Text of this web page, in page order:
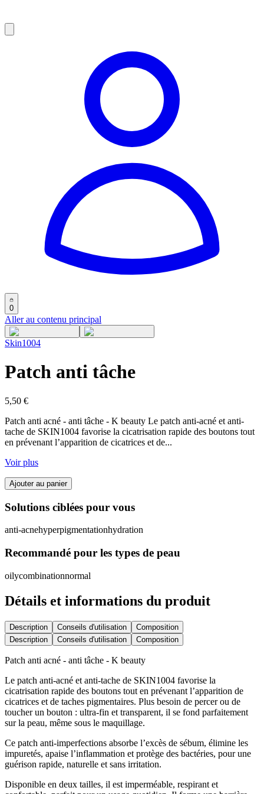
0
Aller au contenu principal
Skin1004
Patch anti tâche
5,50 €
Patch anti acné - anti tâche - K beauty Le patch anti-acné et anti-
tache de SKIN1004 favorise la cicatrisation rapide des boutons tout
en prévenant l’apparition de cicatrices et de...
Voir plus
Ajouter au panier
Solutions ciblées pour vous
anti-acnehyperpigmentationhydration
Recommandé pour les types de peau
oilycombinationnormal
Détails et informations du produit
Description Conseils d'utilisation
Composition
Description
Conseils d'utilisation Composition
Patch anti acné - anti tâche - K beauty
Le patch anti-acné et anti-tache de SKIN1004 favorise la
cicatrisation rapide des boutons tout en prévenant l’apparition de
cicatrices et de taches pigmentaires. Plus besoin de percer ou de
toucher un bouton : ultra-fin et transparent, il se fond parfaitement
sur la peau, même sous le maquillage.
Ce patch anti-imperfections absorbe l’excès de sébum, élimine les
impuretés, apaise l’inflammation et protège des bactéries, pour une
guérison rapide, naturelle et sans irritation.
Disponible en deux tailles, il est imperméable, respirant et